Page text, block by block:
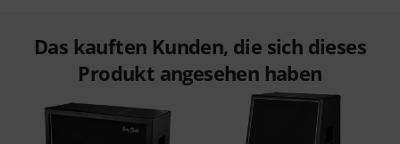
Das kauften Kunden, die sich dieses
Produkt angesehen haben